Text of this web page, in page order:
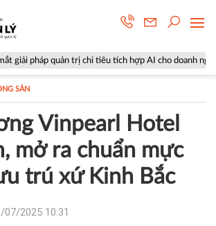
trị chi tiêu tích hợp AI cho doanh nghiệp
SẢN
Vinpearl Hotel
mở ra chuẩn mực
trú xứ Kinh Bắc
07/2025 10:31